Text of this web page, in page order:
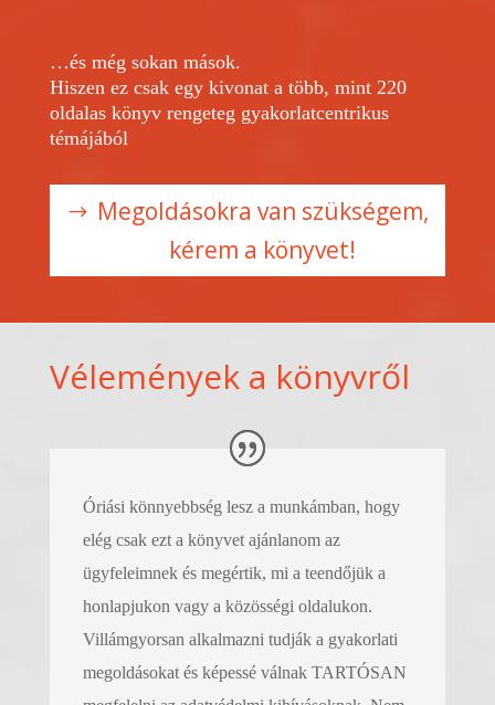
…és még sokan mások.
Hiszen ez csak egy kivonat a több, mint 220
oldalas könyv rengeteg gyakorlatcentrikus
témájából
Megoldásokra van szükségem,
kérem a könyvet!
Vélemények a könyvről
Óriási könnyebbség lesz a munkámban, hogy
elég csak ezt a könyvet ajánlanom az
ügyfeleimnek és megértik, mi a teendőjük a
honlapjukon vagy a közösségi oldalukon.
Villámgyorsan alkalmazni tudják a gyakorlati
megoldásokat és képessé válnak TARTÓSAN